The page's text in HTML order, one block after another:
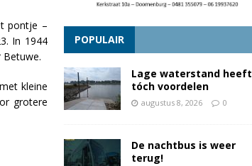
pontje –
In 1944
Betuwe.
kleine
grotere
POPULAIR
Lage waterstand heeft
tóch voordelen
augustus 8, 2026 0
De nachtbus is weer
terug!